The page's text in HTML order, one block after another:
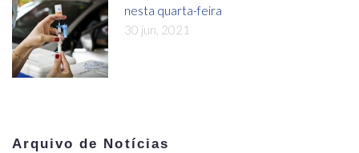
nesta quarta-feira
30 jun, 2021
Arquivo de Notícias